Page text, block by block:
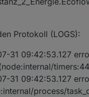
Protokoll (LOGS):
31 09:42:53.127
31 09:42:53.127
process/